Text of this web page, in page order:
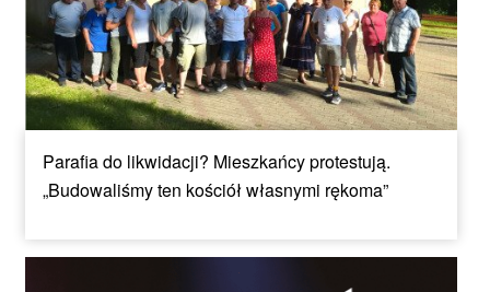
Parafia do likwidacji? Mieszkańcy protestują.
„Budowaliśmy ten kościół własnymi rękoma”